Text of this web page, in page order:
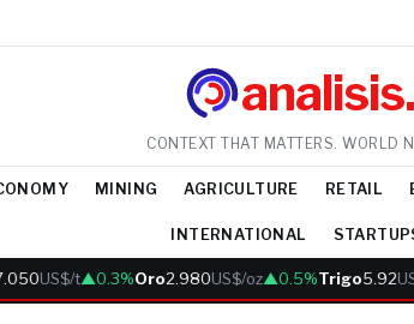
CONTEXT THAT MATTERS. WORLD
MINING AGRICULTURE RETAIL
INTERNATIONAL
US$/t▲0.3%Oro2.980US$/oz▲0.5%Trigo5.92